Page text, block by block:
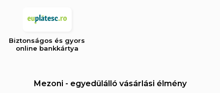
Biztonságos és gyors
online bankkártya
Mezoni - egyedülálló vásárlási élmény